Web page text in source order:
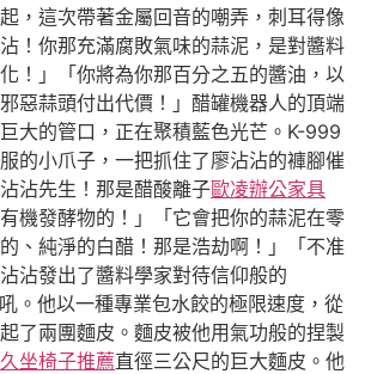
，這次帶著金屬回音的嘲弄，刺耳得像
！你那充滿腐敗氣味的蒜泥，是對醬料
！」「你將為你那百分之五的醬油，以
惡蒜頭付出代價！」醋罐機器人的頂端
大的管口，正在聚積藍色光芒。K-999
的小爪子，一把抓住了廖沾沾的褲腳催
沾先生！那是醋酸離子歐凌辦公家具
機發酵物的！」「它會把你的蒜泥在零
、純淨的白醋！那是浩劫啊！」「不准
沾發出了醬料學家對待信仰般的
。他以一種專業包水餃的極限速度，從
了兩團麵皮。麵皮被他用氣功般的捏製
久坐椅子推薦直徑三公尺的巨大麵皮。他